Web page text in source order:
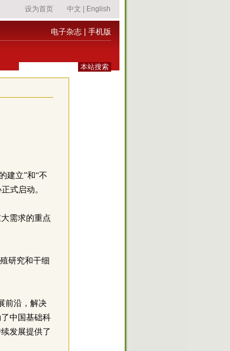
电子杂志 手机版
建立”和“不
式启动。
需求的重点
研究和干细
前沿，解决
中国基础科
发展提供了